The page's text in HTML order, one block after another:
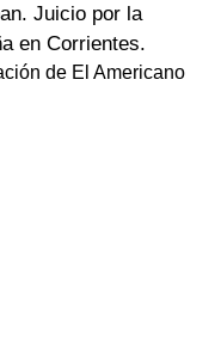
Juicio por la
en Corrientes.